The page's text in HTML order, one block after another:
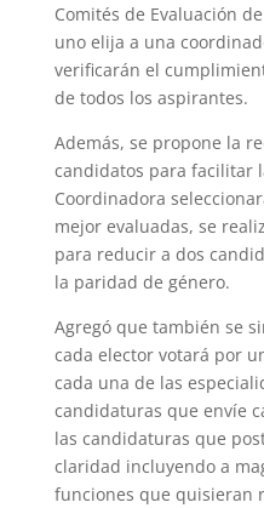
Comités de Evaluación
uno elija a una
verificarán el
de todos los aspirantes.
Además, se propone la
candidatos para facilitar
Coordinadora
mejor evaluadas, se
para reducir a dos
la paridad de género.
Agregó que también se
cada elector votará por
cada una de las
candidaturas que envíe
las candidaturas que
claridad incluyendo a
funciones que quisieran